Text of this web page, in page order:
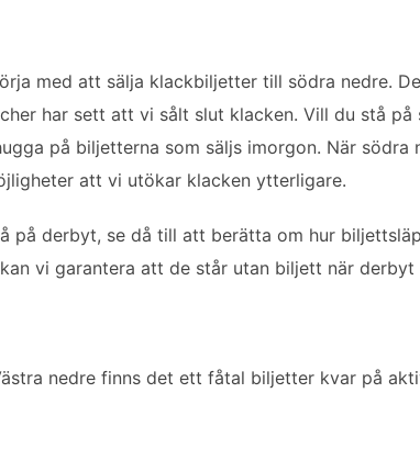
med att sälja klackbiljetter till södra nedre.
har sett att vi sålt slut klacken. Vill du stå på
på biljetterna som säljs imorgon. När
att vi utökar klacken ytterligare.
på derbyt, se då till att berätta om hur
vi garantera att de står utan biljett när derbyt
nedre finns det ett fåtal biljetter kvar på